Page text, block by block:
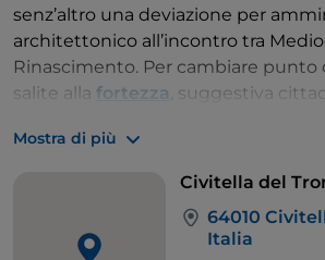
senz’altro una deviazione per
architettonico all’incontro tra
Rinascimento. Per cambiare punto
salite alla fortezza , suggestiva
’80 del XX secolo. Vi troverete in un
l’ultimo baluardo borbonico ad
sabaudo, resistendo persino
proclamazione dell’Unità d’Italia.
è illustrata nel
museo delle Armi
Mostra di più
Civitella del
64010
Italia